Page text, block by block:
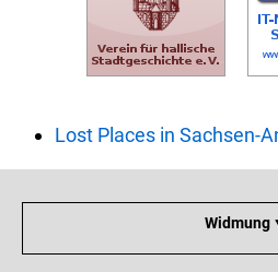
Lost Places in Sachsen-
Widmung